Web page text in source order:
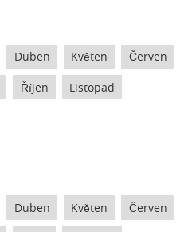
Duben Květen Červen
Říjen Listopad
Duben Květen Červen